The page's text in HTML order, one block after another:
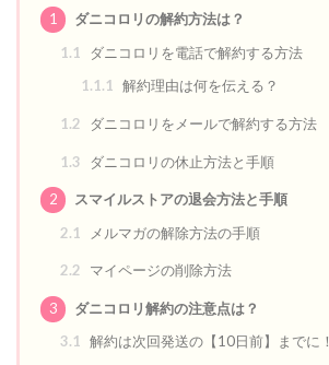
1
ダニコロリの解約方法は？
1.1
ダニコロリを電話で解約する方法
1.1.1
解約理由は何を伝える？
1.2 ダニコロリをメールで解約する方法
1.3 ダニコロリの休止方法と手順
2
スマイルストアの退会方法と手順
2.1
メルマガの解除方法の手順
2.2 マイページの削除方法
3
ダニコロリ解約の注意点は？
3.1 解約は次回発送の【10日前】までに！